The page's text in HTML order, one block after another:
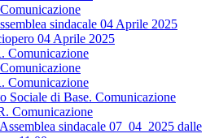
sindacale 04 Aprile 2025
04 Aprile 2025
Comunicazione
Comunicazione
Sociale di Base. Comunicazione
Comunicazione
sindacale 07_04_2025 dalle